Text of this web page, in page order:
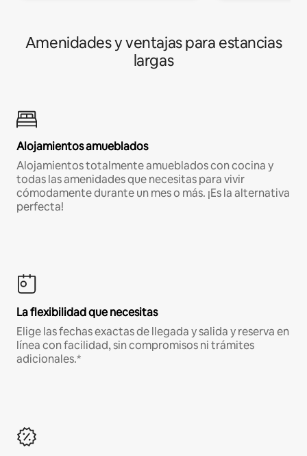
Amenidades y ventajas para estancias
largas
Alojamientos amueblados
Alojamientos totalmente amueblados con cocina y
todas las amenidades que necesitas para vivir
cómodamente durante un mes o más. ¡Es la alternativa
perfecta!
La flexibilidad que necesitas
Elige las fechas exactas de llegada y salida y reserva en
línea con facilidad, sin compromisos ni trámites
adicionales.*